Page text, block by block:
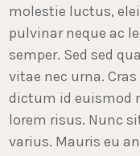
molestie luctus,
pulvinar neque ac
semper. Sed sed
vitae nec urna.
dictum id euismod
lorem risus. Nunc
varius. Mauris eu